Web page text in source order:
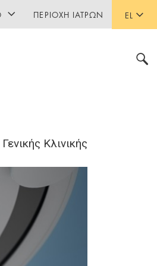
EL
ΠΕΡΙΟΧΉ ΙΑΤΡΏΝ
Κλινικής